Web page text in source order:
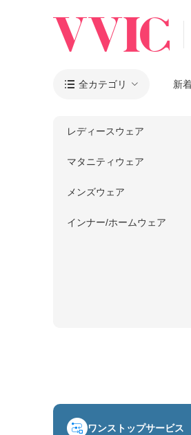
 全カテゴリ 新
レディースウェア
マタニティウェア
メンズウェア
インナー/ホームウェア
ワンストップサービス